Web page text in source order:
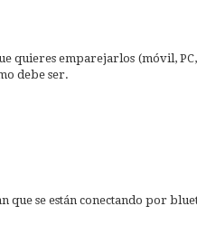
quieres emparejarlos (móvil,
debe ser.
que se están conectando por